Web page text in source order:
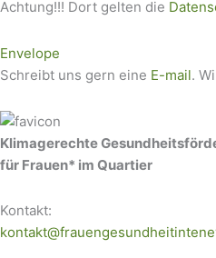
Achtung!!! Dort gelten die
Envelope
Schreibt uns gern eine E-mail.
Klimagerechte
für Frauen* im Quartier
Kontakt: